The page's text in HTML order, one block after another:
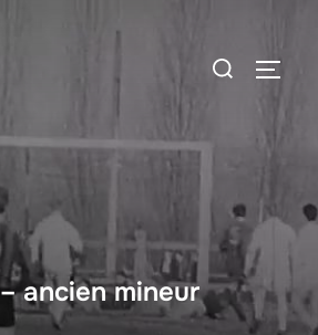
Rechercher :
ancien mineur